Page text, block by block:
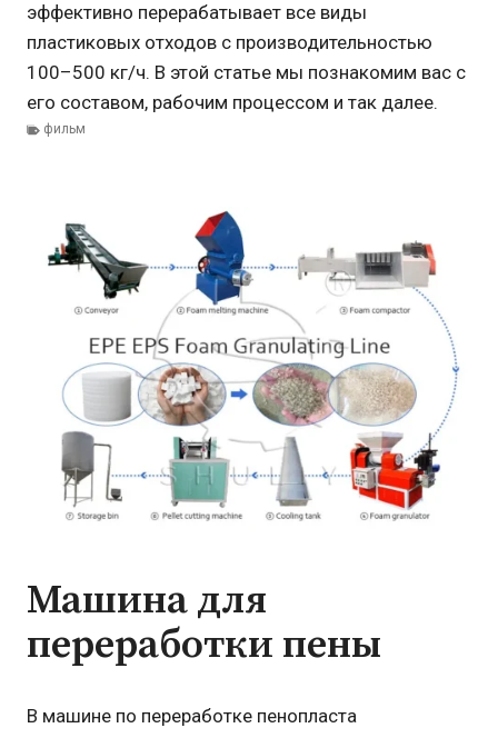
эффективно перерабатывает все виды
пластиковых отходов с производительностью
100–500 кг/ч. В этой статье мы познакомим вас с
его составом, рабочим процессом и так далее.
фильм
Машина для
переработки пены
В машине по переработке пенопласта